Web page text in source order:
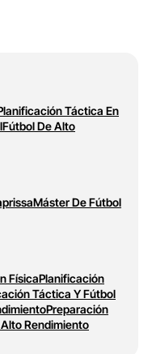
Táctica En
Fútbol De Alto
Máster De Fútbol
FísicaPlanificación
Táctica Y Fútbol
Preparación
Rendimiento